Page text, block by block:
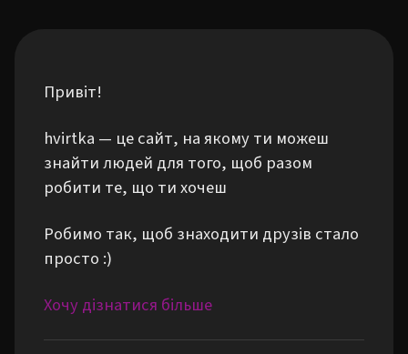
Привіт!
hvirtka — це сайт, на якому ти можеш
знайти людей для того, щоб разом
робити те, що ти хочеш
Робимо так, щоб знаходити друзів стало
просто :)
Хочу дізнатися більше